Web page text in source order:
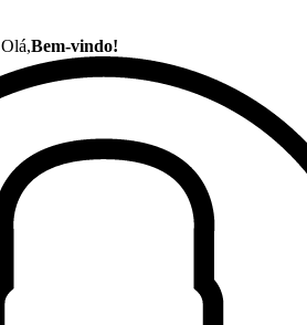
Olá,Bem-vindo!